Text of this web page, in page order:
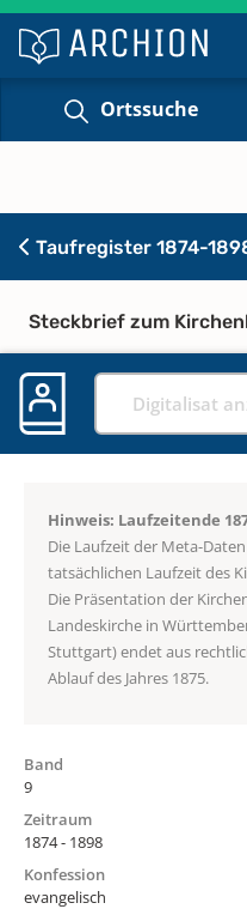
Ortssuche
Taufregister 1874-
Steckbrief zum
Digitalisat
Hinweis: Laufzeitende
Die Laufzeit der Meta-
tatsächlichen Laufzeit des
Die Präsentation der
Landeskirche in
Stuttgart) endet aus
Ablauf des Jahres 1875.
Band
9
Zeitraum
1874 - 1898
Konfession
evangelisch